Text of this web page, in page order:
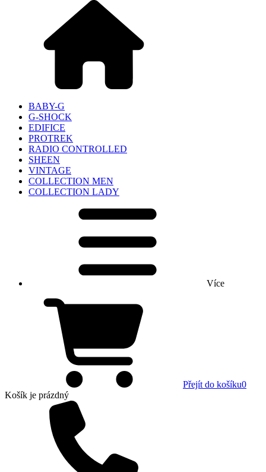
BABY-G
G-SHOCK
EDIFICE
PROTREK
RADIO CONTROLLED
SHEEN
VINTAGE
COLLECTION MEN
COLLECTION LADY
Více
Přejít do košíku0
Košík je prázdný